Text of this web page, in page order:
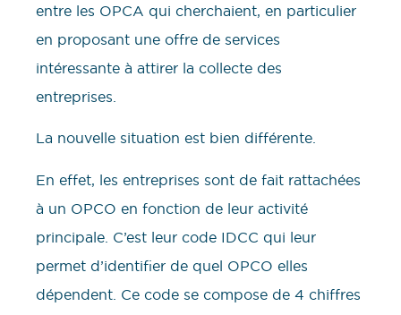
entre les OPCA qui cherchaient, en particulier
en proposant une offre de services
intéressante à attirer la collecte des
entreprises.
La nouvelle situation est bien différente.
En effet, les entreprises sont de fait rattachées
à un OPCO en fonction de leur activité
principale. C’est leur code IDCC qui leur
permet d’identifier de quel OPCO elles
dépendent. Ce code se compose de 4 chiffres